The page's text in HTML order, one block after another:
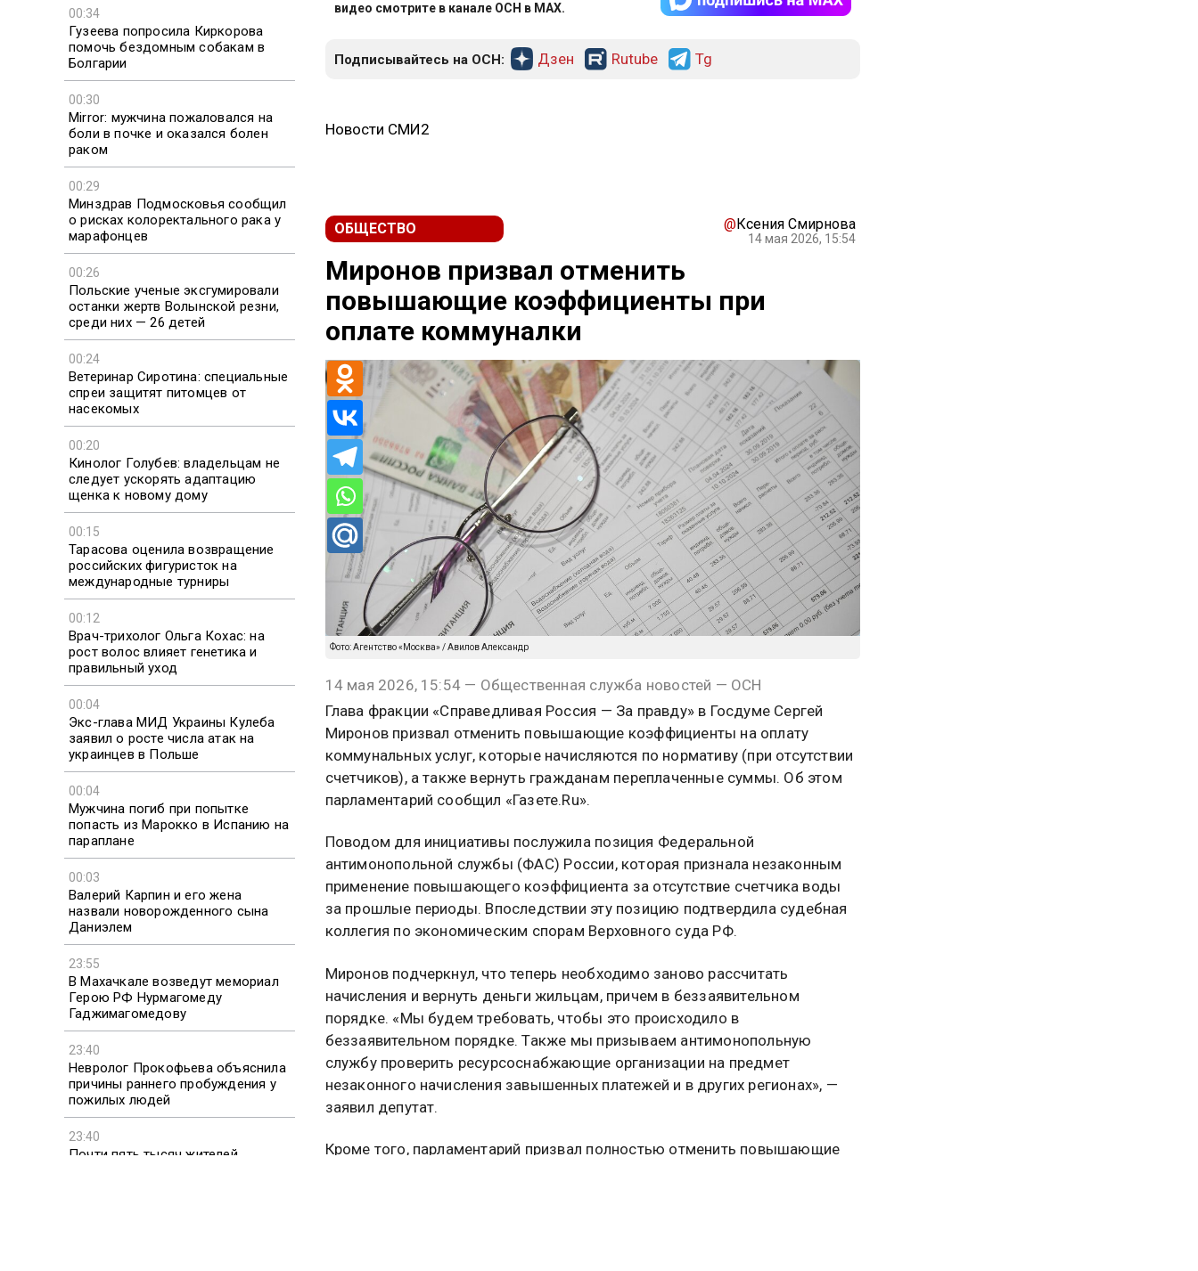
00:34
Гузеева попросила Киркорова
помочь бездомным собакам в
Болгарии
00:30
Mirror: мужчина пожаловался на
боли в почке и оказался болен
раком
00:29
Минздрав Подмосковья сообщил
о рисках колоректального рака у
марафонцев
00:26
Польские ученые эксгумировали
останки жертв Волынской резни,
среди них — 26 детей
00:24
Ветеринар Сиротина: специальные
спреи защитят питомцев от
насекомых
00:20
Кинолог Голубев: владельцам не
следует ускорять адаптацию
щенка к новому дому
00:15
Тарасова оценила возвращение
российских фигуристок на
международные турниры
00:12
Врач-трихолог Ольга Кохас: на
рост волос влияет генетика и
правильный уход
00:04
Экс-глава МИД Украины Кулеба
заявил о росте числа атак на
украинцев в Польше
00:04
Мужчина погиб при попытке
попасть из Марокко в Испанию на
параплане
00:03
Валерий Карпин и его жена
назвали новорожденного сына
Даниэлем
23:55
В Махачкале возведут мемориал
Герою РФ Нурмагомеду
Гаджимагомедову
23:40
Невролог Прокофьева объяснила
причины раннего пробуждения у
пожилых людей
23:40
Почти пять тысяч жителей
видео смотрите в канале ОСН в MAX.
Подписывайтесь на ОСН: Дзен Rutube Tg
Новости СМИ2
ОБЩЕСТВО @Ксения Смирнова
14 мая 2026, 15:54
Миронов призвал отменить
повышающие коэффициенты при
оплате коммуналки
Фото: Агентство «Москва» / Авилов Александр
14 мая 2026, 15:54 — Общественная служба новостей — ОСН
Глава фракции «Справедливая Россия — За правду» в Госдуме Сергей
Миронов призвал отменить повышающие коэффициенты на оплату
коммунальных услуг, которые начисляются по нормативу (при отсутствии
счетчиков), а также вернуть гражданам переплаченные суммы. Об этом
парламентарий сообщил «Газете.Ru».
Поводом для инициативы послужила позиция Федеральной
антимонопольной службы (ФАС) России, которая признала незаконным
применение повышающего коэффициента за отсутствие счетчика воды
за прошлые периоды. Впоследствии эту позицию подтвердила судебная
коллегия по экономическим спорам Верховного суда РФ.
Миронов подчеркнул, что теперь необходимо заново рассчитать
начисления и вернуть деньги жильцам, причем в беззаявительном
порядке. «Мы будем требовать, чтобы это происходило в
беззаявительном порядке. Также мы призываем антимонопольную
службу проверить ресурсоснабжающие организации на предмет
незаконного начисления завышенных платежей и в других регионах», —
заявил депутат.
Кроме того, парламентарий призвал полностью отменить повышающие